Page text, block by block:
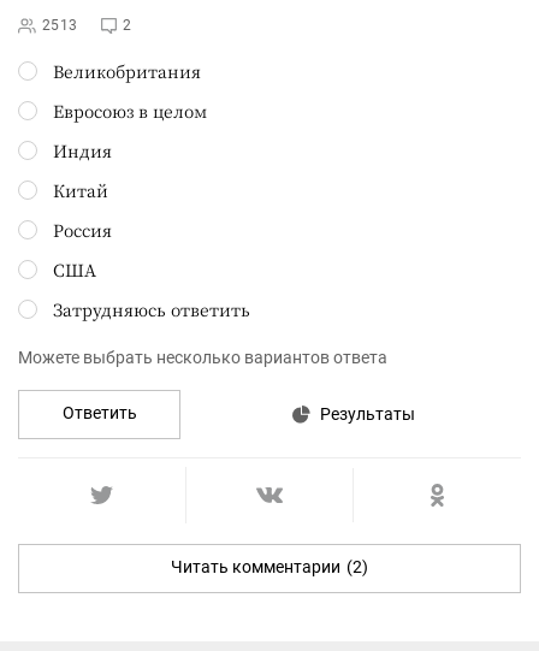
2513 2
Великобритания
Евросоюз в целом
Индия
Китай
Россия
США
Затрудняюсь ответить
Можете выбрать несколько вариантов ответа
Ответить Результаты
Читать комментарии (2)